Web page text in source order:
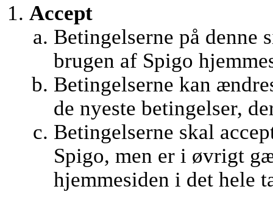
Accept
Betingelserne på denne
brugen af Spigo
Betingelserne kan
de nyeste betingelser,
Betingelserne skal
Spigo, men er i øvrigt
hjemmesiden i det hele